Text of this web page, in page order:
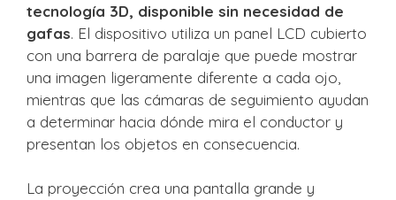
tecnología 3D, disponible sin necesidad de
gafas. El dispositivo utiliza un panel LCD cubierto
con una barrera de paralaje que puede mostrar
una imagen ligeramente diferente a cada ojo,
mientras que las cámaras de seguimiento ayudan
a determinar hacia dónde mira el conductor y
presentan los objetos en consecuencia.
La proyección crea una pantalla grande y